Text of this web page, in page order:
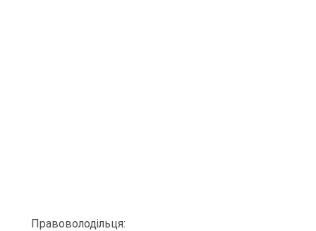
Правоволодільця: